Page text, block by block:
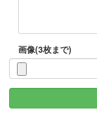
画像(3枚まで)